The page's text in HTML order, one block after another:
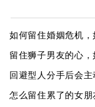
如何留住婚姻危机
留住狮子男友的心
怎么留住累了的女